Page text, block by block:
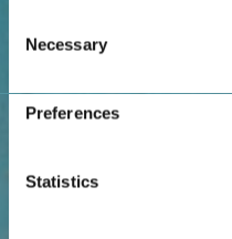
Selection
Necessary
Preferences
Statistics